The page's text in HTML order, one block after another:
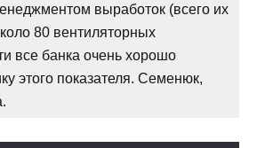
выработок (всего их
80 вентиляторных
все банка очень хорошо
этого показателя. Семенюк,